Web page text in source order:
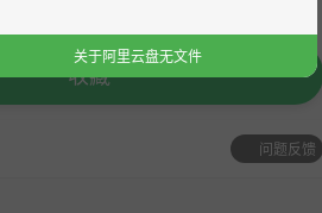
收藏
问题反馈
关于阿里云盘无文件